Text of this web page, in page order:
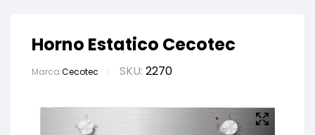
Horno Estatico Cecotec
Marca:Cecotec SKU: 2270